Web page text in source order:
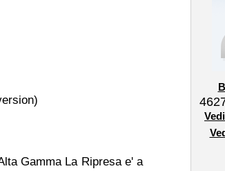
Gamma La Ripresa e' a